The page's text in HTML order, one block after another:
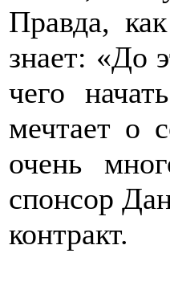
Правда,
знает: «До
чего
мечтает о
очень
спонсор
контракт.